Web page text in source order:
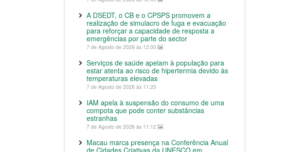
A DSEDT, o CB e o CPSPS promovem a
realização de simulacro de fuga e evacuação
para reforçar a capacidade de resposta a
emergências por parte do sector
7 de Agosto de 2026 às 12:00
Serviços de saúde apelam à população para
estar atenta ao risco de hipertermia devido às
temperaturas elevadas
7 de Agosto de 2026 às 11:20
IAM apela à suspensão do consumo de uma
compota que pode conter substâncias
estranhas
7 de Agosto de 2026 às 11:12
Macau marca presença na Conferência Anual
de Cidades Criativas da UNESCO em